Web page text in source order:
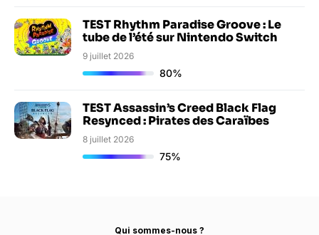
TEST Rhythm Paradise Groove : Le
tube de l’été sur Nintendo Switch
9 juillet 2026
80%
TEST Assassin’s Creed Black Flag
Resynced : Pirates des Caraïbes
8 juillet 2026
75%
Qui sommes-nous ?